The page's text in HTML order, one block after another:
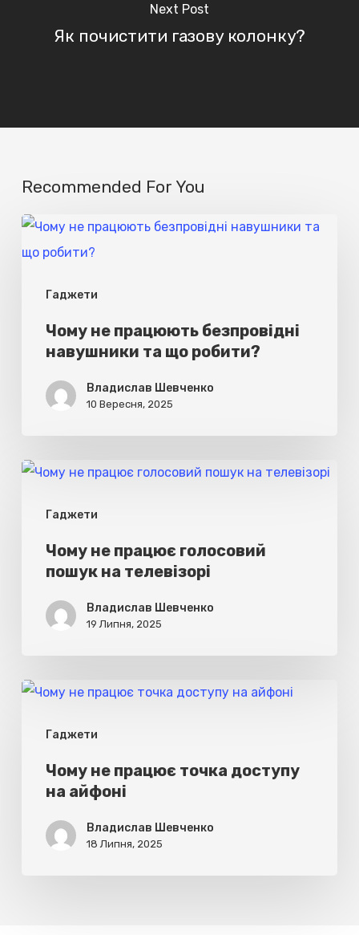
Next Post
Як почистити газову колонку?
Recommended For You
Гаджети
Чому
не
безпровідні
навушники
робити?
Чому не працюють безпровідні
навушники та що робити?
Владислав Шевченко
10 Вересня, 2025
Гаджети
Чому
працює
голосовий
пошук
телевізорі
Чому не працює голосовий
пошук на телевізорі
Владислав Шевченко
19 Липня, 2025
Гаджети
Чому
працює
точка
доступу
айфоні
Чому не працює точка доступу
на айфоні
Владислав Шевченко
18 Липня, 2025